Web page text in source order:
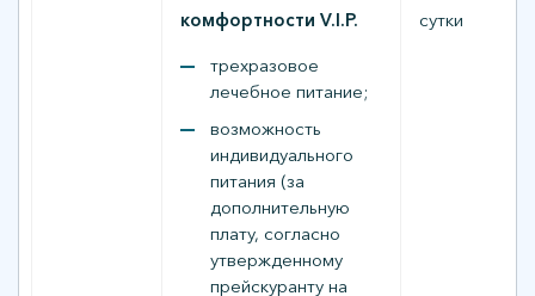
комфортности V.I.P.
трехразовое
лечебное питание;
возможность
индивидуального
питания (за
дополнительную
плату, согласно
утвержденному
прейскуранту на
сутки